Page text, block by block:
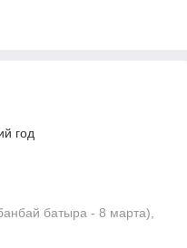
год
батыра - 8 марта),